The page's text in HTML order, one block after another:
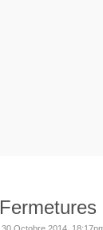
Fermetures